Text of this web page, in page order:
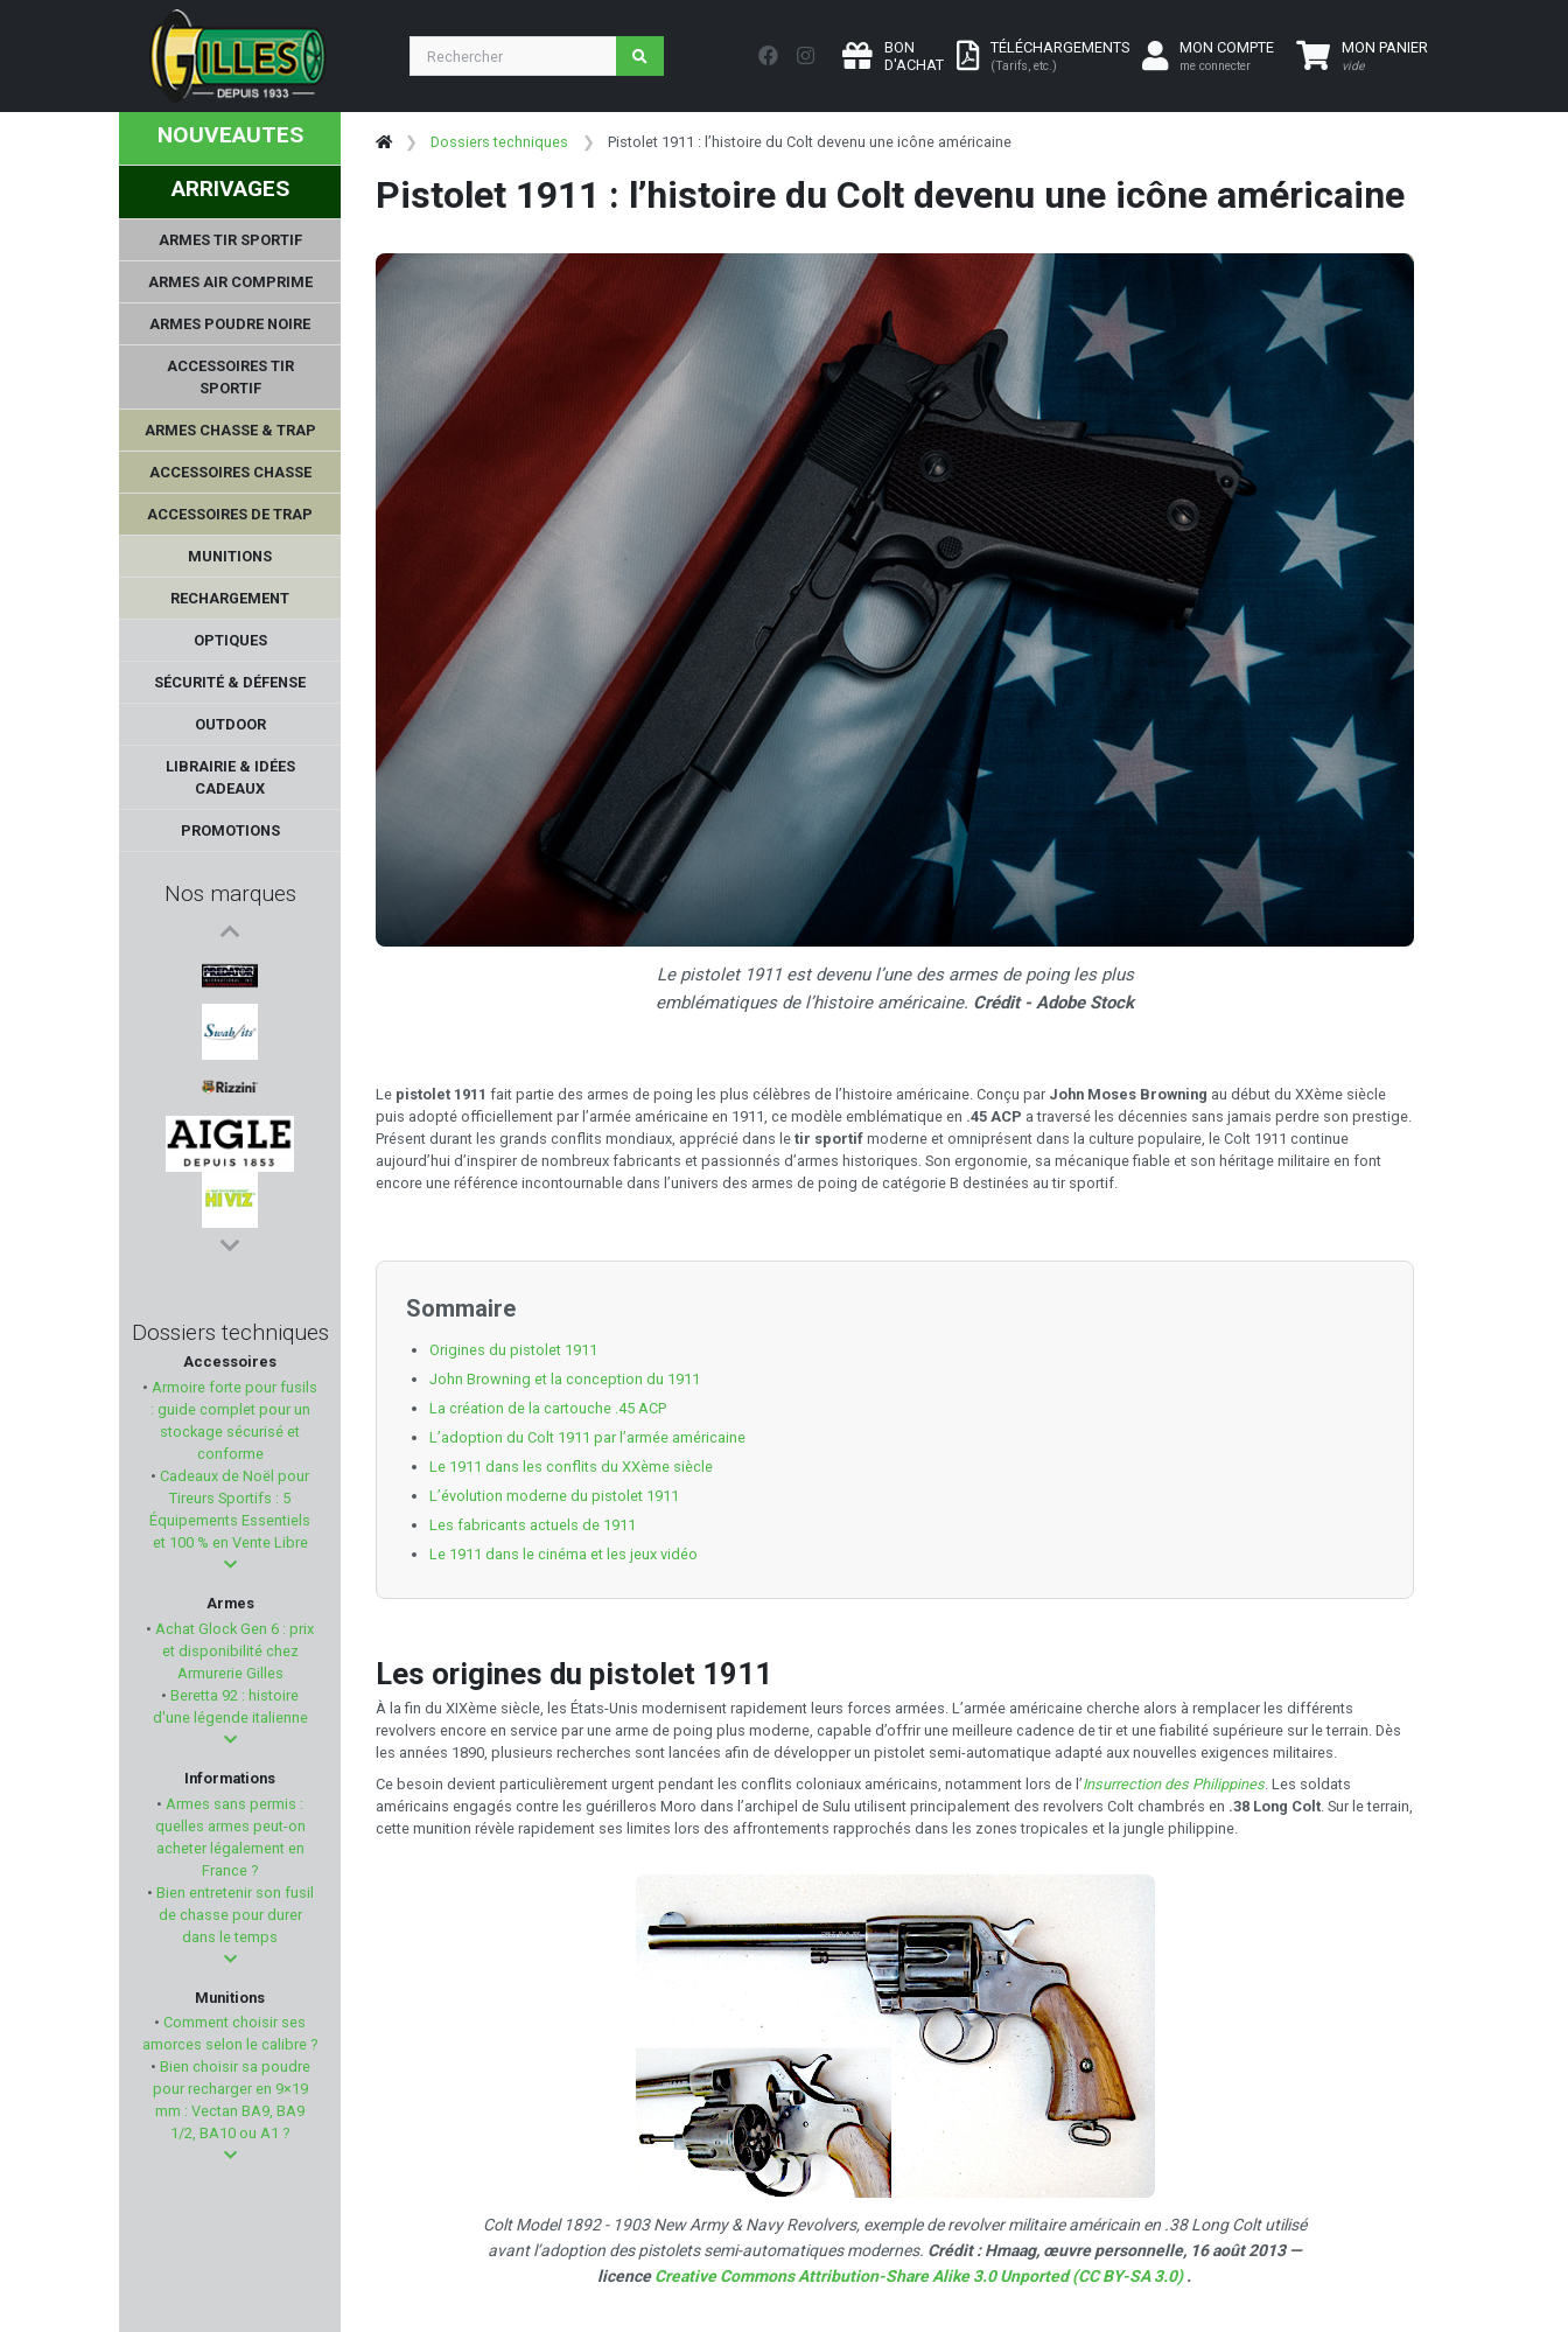
BON
D'ACHAT
TÉLÉCHARGEMENTS
(Tarifs, etc.)
MON COMPTE
me connecter
MON PANIER
vide
NOUVEAUTES
ARRIVAGES
ARMES TIR SPORTIF
ARMES AIR COMPRIME
ARMES POUDRE NOIRE
ACCESSOIRES TIR
SPORTIF
ARMES CHASSE & TRAP
ACCESSOIRES CHASSE
ACCESSOIRES DE TRAP
MUNITIONS
RECHARGEMENT
OPTIQUES
SÉCURITÉ & DÉFENSE
OUTDOOR
LIBRAIRIE & IDÉES
CADEAUX
PROMOTIONS
Nos marques
LUCANSKY
AIMPSORT
STEYR MANNLICHER
SAK
DO ALL OUTDOORS
BLASER
DUPLEKS
MIDWEST INDUSTRIES
GGG
ARMENET
TAYAUT
PREDATOR
SWAB-ITS - BORE-WHIPS
RIZZINI
AIGLE
HIVIZ
KRUGER
PPU PARTIZAN
LIGHT MY FIRE
GEF
MAGLITE
VERCAR
UTAS DEFENSE
VIHTA VUORI
RCBS
PROFUSION PETFEED
EASY HIT
FRANCHI
Dossiers techniques
Accessoires
• Armoire forte pour fusils
: guide complet pour un
stockage sécurisé et
conforme
• Cadeaux de Noël pour
Tireurs Sportifs : 5
Équipements Essentiels
et 100 % en Vente Libre
Armes
• Achat Glock Gen 6 : prix
et disponibilité chez
Armurerie Gilles
• Beretta 92 : histoire
d'une légende italienne
Informations
• Armes sans permis :
quelles armes peut-on
acheter légalement en
France ?
• Bien entretenir son fusil
de chasse pour durer
dans le temps
Munitions
• Comment choisir ses
amorces selon le calibre ?
• Bien choisir sa poudre
pour recharger en 9×19
mm : Vectan BA9, BA9
1/2, BA10 ou A1 ?
Dossiers techniques Pistolet 1911 : l’histoire du Colt devenu une icône américaine
Pistolet 1911 : l’histoire du Colt devenu une icône américaine
Le pistolet 1911 est devenu l’une des armes de poing les plus
emblématiques de l’histoire américaine. Crédit - Adobe Stock
Le pistolet 1911 fait partie des armes de poing les plus célèbres de l’histoire américaine. Conçu par John Moses Browning au début du XXème siècle
puis adopté officiellement par l’armée américaine en 1911, ce modèle emblématique en .45 ACP a traversé les décennies sans jamais perdre son prestige.
Présent durant les grands conflits mondiaux, apprécié dans le tir sportif moderne et omniprésent dans la culture populaire, le Colt 1911 continue
aujourd’hui d’inspirer de nombreux fabricants et passionnés d’armes historiques. Son ergonomie, sa mécanique fiable et son héritage militaire en font
encore une référence incontournable dans l’univers des armes de poing de catégorie B destinées au tir sportif.
Sommaire
Origines du pistolet 1911
John Browning et la conception du 1911
La création de la cartouche .45 ACP
L’adoption du Colt 1911 par l’armée américaine
Le 1911 dans les conflits du XXème siècle
L’évolution moderne du pistolet 1911
Les fabricants actuels de 1911
Le 1911 dans le cinéma et les jeux vidéo
Les origines du pistolet 1911
À la fin du XIXème siècle, les États-Unis modernisent rapidement leurs forces armées. L’armée américaine cherche alors à remplacer les différents
revolvers encore en service par une arme de poing plus moderne, capable d’offrir une meilleure cadence de tir et une fiabilité supérieure sur le terrain. Dès
les années 1890, plusieurs recherches sont lancées afin de développer un pistolet semi-automatique adapté aux nouvelles exigences militaires.
Ce besoin devient particulièrement urgent pendant les conflits coloniaux américains, notamment lors de l’Insurrection des Philippines. Les soldats
américains engagés contre les guérilleros Moro dans l’archipel de Sulu utilisent principalement des revolvers Colt chambrés en .38 Long Colt. Sur le terrain,
cette munition révèle rapidement ses limites lors des affrontements rapprochés dans les zones tropicales et la jungle philippine.
Colt Model 1892 - 1903 New Army & Navy Revolvers, exemple de revolver militaire américain en .38 Long Colt utilisé
avant l’adoption des pistolets semi-automatiques modernes. Crédit : Hmaag, œuvre personnelle, 16 août 2013 —
licenceCreative Commons Attribution-Share Alike 3.0 Unported (CC BY-SA 3.0).